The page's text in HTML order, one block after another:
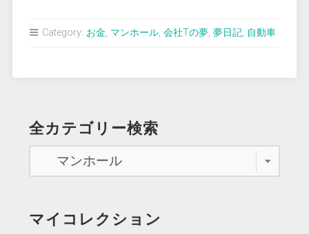
反
る
に
対
機
Category: お金, マンホール, 会社Tの夢, 夢日記, 自動車
全カテゴリー検索
マイコレクション